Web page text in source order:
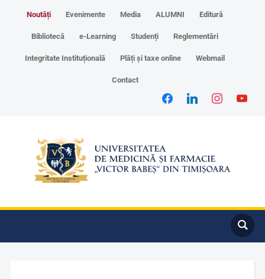
Noutăți Evenimente Media ALUMNI Editură
Bibliotecă e-Learning Studenți Reglementări
Integritate Instituțională Plăți și taxe online Webmail
Contact